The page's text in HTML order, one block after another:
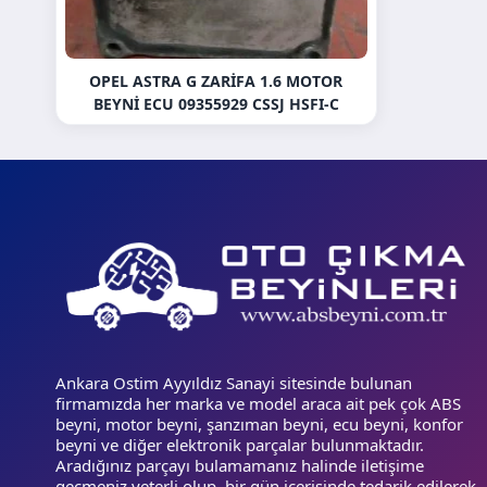
OPEL ASTRA G ZARIFA 1.6 MOTOR
BEYNI ECU 09355929 CSSJ HSFI-C
Ankara Ostim Ayyıldız Sanayi sitesinde bulunan
firmamızda her marka ve model araca ait pek çok ABS
beyni, motor beyni, şanzıman beyni, ecu beyni, konfor
beyni ve diğer elektronik parçalar bulunmaktadır.
Aradığınız parçayı bulamamanız halinde iletişime